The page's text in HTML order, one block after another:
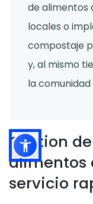
de alimentos
locales o
compostaje
y, al mismo
la
Gestion
alimentos
servicio